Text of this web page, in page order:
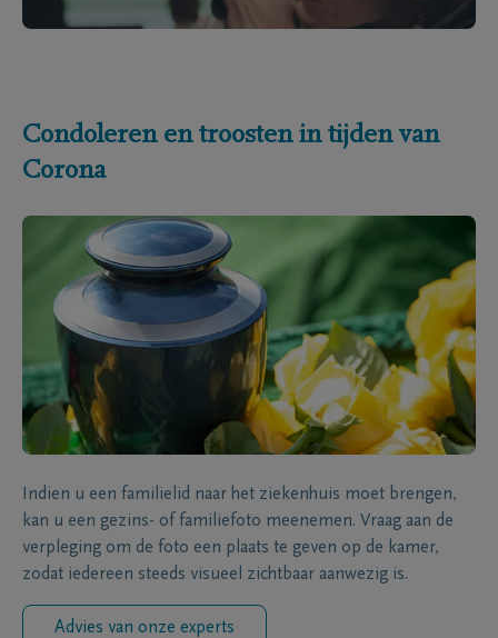
Condoleren en troosten in tijden van
Corona
Indien u een familielid naar het ziekenhuis moet brengen,
kan u een gezins- of familiefoto meenemen. Vraag aan de
verpleging om de foto een plaats te geven op de kamer,
zodat iedereen steeds visueel zichtbaar aanwezig is.
Advies van onze experts